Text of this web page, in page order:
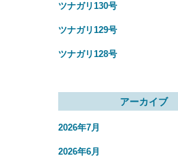
ツナガリ130号
ツナガリ129号
ツナガリ128号
アーカイブ
2026年7月
2026年6月